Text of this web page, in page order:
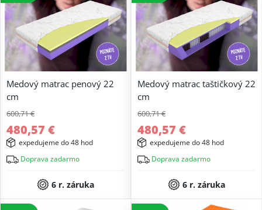
Medový matrac penový 22
cm
600,71 €
480,57 €
expedujeme do 48 hod
Doprava zadarmo
6 r. záruka
Medový matrac taštičkový 22
cm
600,71 €
480,57 €
expedujeme do 48 hod
Doprava zadarmo
6 r. záruka